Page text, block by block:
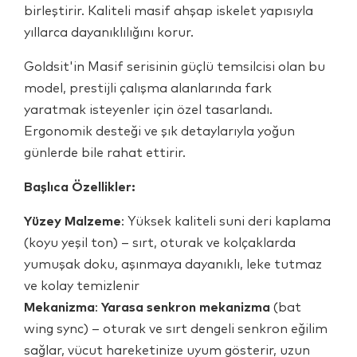
birleştirir. Kaliteli masif ahşap iskelet yapısıyla
yıllarca dayanıklılığını korur.
Goldsit'in Masif serisinin güçlü temsilcisi olan bu
model, prestijli çalışma alanlarında fark
yaratmak isteyenler için özel tasarlandı.
Ergonomik desteği ve şık detaylarıyla yoğun
günlerde bile rahat ettirir.
Başlıca Özellikler:
Yüzey Malzeme: Yüksek kaliteli suni deri kaplama
(koyu yeşil ton) – sırt, oturak ve kolçaklarda
yumuşak doku, aşınmaya dayanıklı, leke tutmaz
ve kolay temizlenir
Mekanizma: Yarasa senkron mekanizma (bat
wing sync) – oturak ve sırt dengeli senkron eğilim
sağlar, vücut hareketinize uyum gösterir, uzun